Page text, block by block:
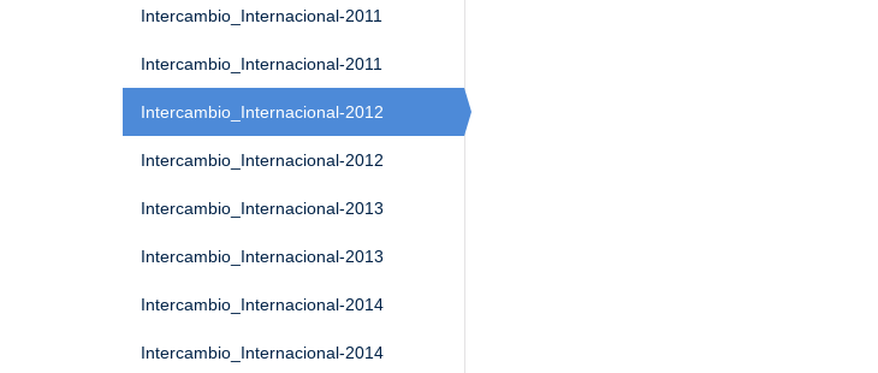
Intercambio_Internacional-2011
Intercambio_Internacional-2011
Intercambio_Internacional-2012
Intercambio_Internacional-2012
Intercambio_Internacional-2013
Intercambio_Internacional-2013
Intercambio_Internacional-2014
Intercambio_Internacional-2014